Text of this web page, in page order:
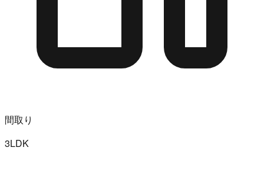
間取り
3LDK